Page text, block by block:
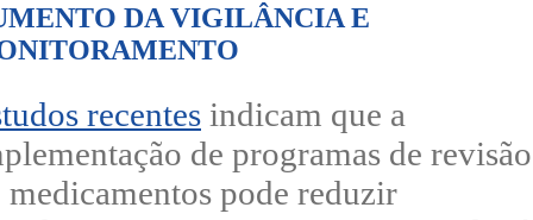
DA VIGILÂNCIA E
recentes indicam que a
de programas de revisão
medicamentos pode reduzir